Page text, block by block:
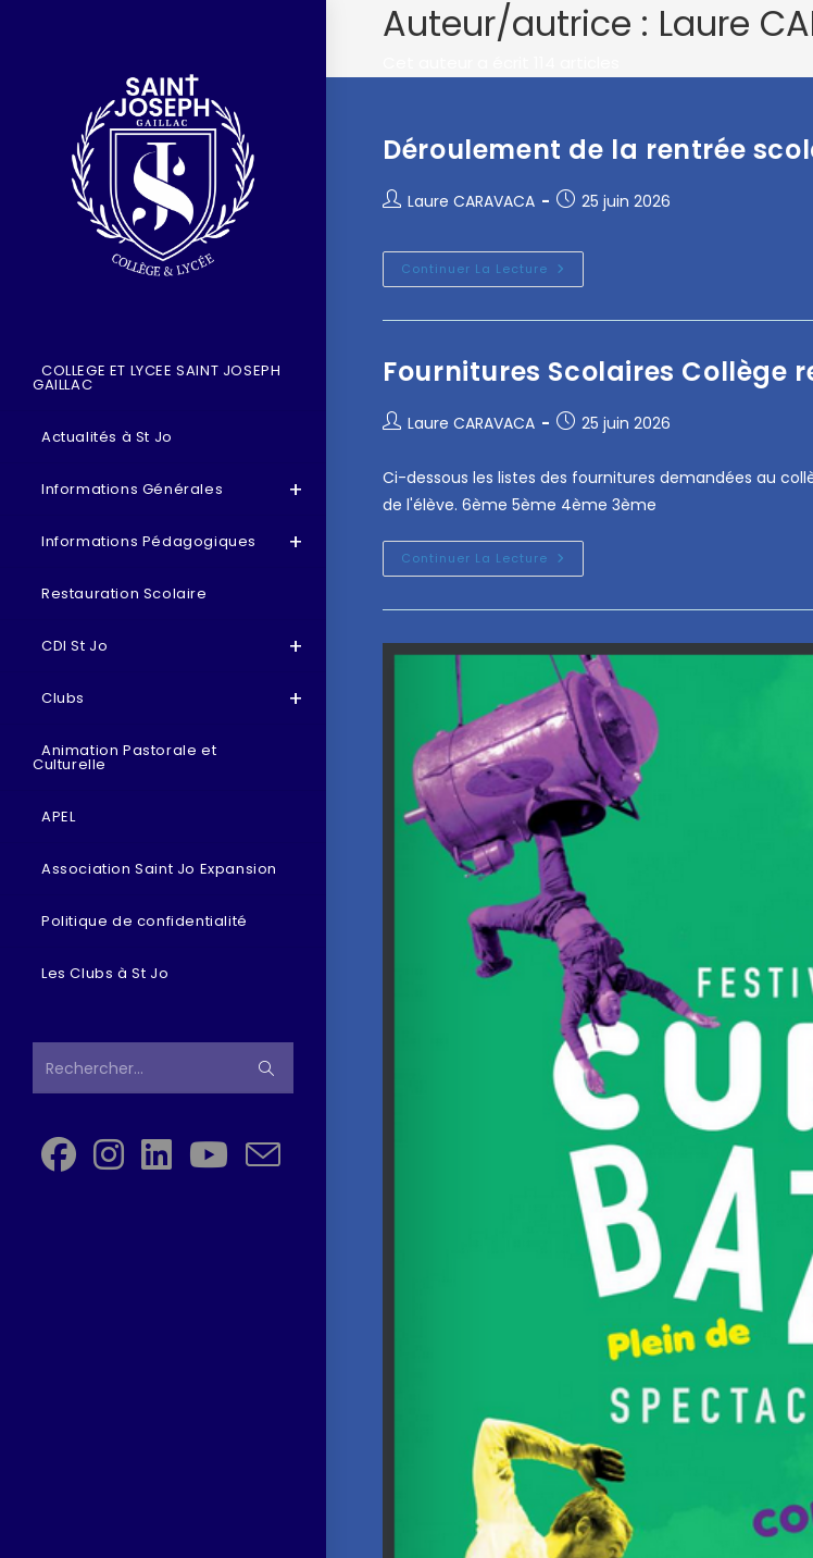
COLLEGE ET LYCEE SAINT JOSEPH
GAILLAC
Actualités à St Jo
Informations Générales
Informations Pédagogiques
Restauration Scolaire
CDI St Jo
Clubs
Animation Pastorale et
Culturelle
APEL
Association Saint Jo Expansion
Politique de confidentialité
Les Clubs à St Jo
Rechercher…
Auteur/autrice : Laure
Déroulement de la rentrée
Laure CARAVACA 25 juin 2026
Continuer La Lecture
Fournitures Scolaires Collège
Laure CARAVACA 25 juin 2026
Ci-dessous les listes des fournitures demandées au
de l'élève. 6ème 5ème 4ème 3ème
Continuer La Lecture